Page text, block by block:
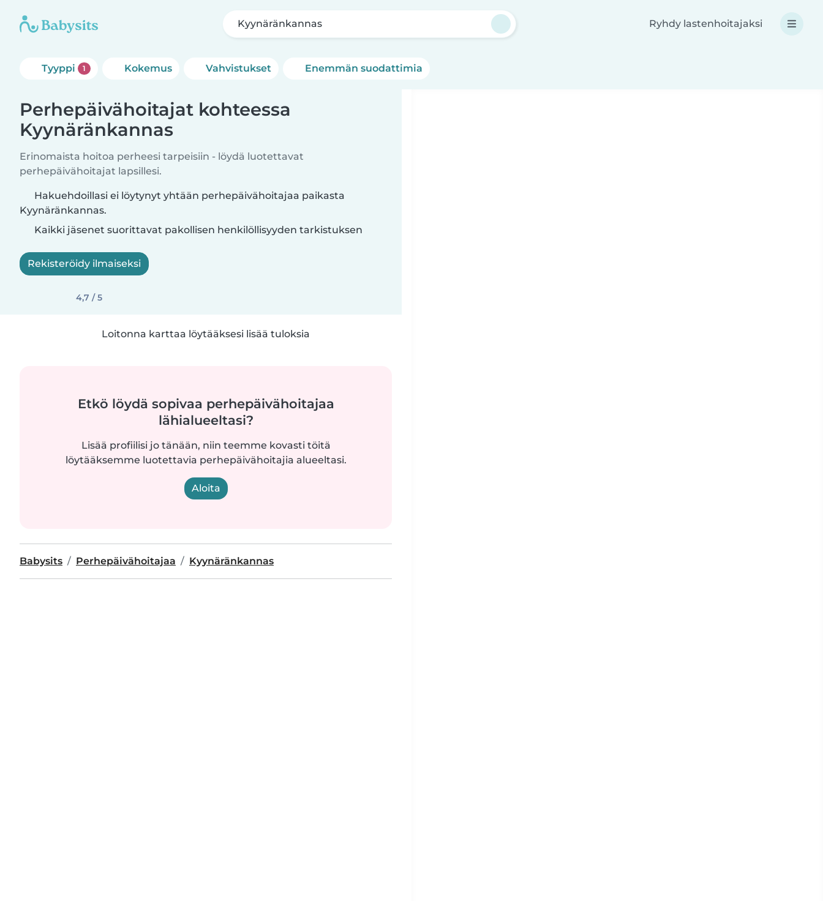
Kyynäränkannas Ryhdy lastenhoitajaksi
Tyyppi 1 Kokemus Vahvistukset Enemmän suodattimia
Perhepäivähoitajat kohteessa
Kyynäränkannas
Erinomaista hoitoa perheesi tarpeisiin - löydä luotettavat
perhepäivähoitajat lapsillesi.
Hakuehdoillasi ei löytynyt yhtään perhepäivähoitajaa paikasta
Kyynäränkannas.
Kaikki jäsenet suorittavat pakollisen henkilöllisyyden tarkistuksen
Rekisteröidy ilmaiseksi
4,7 / 5
Loitonna karttaa löytääksesi lisää tuloksia
Etkö löydä sopivaa perhepäivähoitajaa
lähialueeltasi?
Lisää profiilisi jo tänään, niin teemme kovasti töitä
löytääksemme luotettavia perhepäivähoitajia alueeltasi.
Aloita
Babysits Perhepäivähoitajaa Kyynäränkannas